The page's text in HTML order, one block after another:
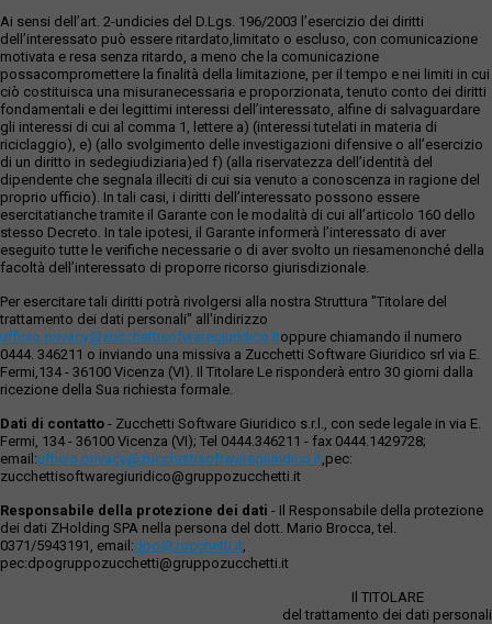
Ai sensi dell’art. 2-undicies del D.Lgs. 196/2003 l’esercizio dei diritti
dell’interessato può essere ritardato,limitato o escluso, con comunicazione
motivata e resa senza ritardo, a meno che la comunicazione
possacompromettere la finalità della limitazione, per il tempo e nei limiti in cui
ciò costituisca una misuranecessaria e proporzionata, tenuto conto dei diritti
fondamentali e dei legittimi interessi dell’interessato, alfine di salvaguardare
gli interessi di cui al comma 1, lettere a) (interessi tutelati in materia di
riciclaggio), e) (allo svolgimento delle investigazioni difensive o all’esercizio
di un diritto in sedegiudiziaria)ed f) (alla riservatezza dell’identità del
dipendente che segnala illeciti di cui sia venuto a conoscenza in ragione del
proprio ufficio). In tali casi, i diritti dell’interessato possono essere
esercitatianche tramite il Garante con le modalità di cui all’articolo 160 dello
stesso Decreto. In tale ipotesi, il Garante informerà l’interessato di aver
eseguito tutte le verifiche necessarie o di aver svolto un riesamenonché della
facoltà dell’interessato di proporre ricorso giurisdizionale.
Per esercitare tali diritti potrà rivolgersi alla nostra Struttura "Titolare del
trattamento dei dati personali" all'indirizzo
ufficio.privacy@zucchettisofwaregiuridico.itoppure chiamando il numero
0444. 346211 o inviando una missiva a Zucchetti Software Giuridico srl via E.
Fermi,134 - 36100 Vicenza (VI). Il Titolare Le risponderà entro 30 giorni dalla
ricezione della Sua richiesta formale.
Dati di contatto - Zucchetti Software Giuridico s.r.l., con sede legale in via E.
Fermi, 134 - 36100 Vicenza (VI); Tel 0444.346211 - fax 0444.1429728;
email:ufficio.privacy@zucchettisoftwaregiuridico.it ,pec:
zucchettisoftwaregiuridico@gruppozucchetti.it
Responsabile della protezione dei dati - Il Responsabile della protezione
dei dati ZHolding SPA nella persona del dott. Mario Brocca, tel.
0371/5943191, email:dpo@zucchetti.it
pec:dpogruppozucchetti@gruppozucchetti.it
Il TITOLARE
del trattamento dei dati personali